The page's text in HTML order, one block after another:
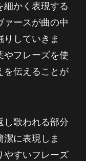
細かく表現する
ァースが曲の中
していきま
やフレーズを使
を伝えることが
し歌われる部分
に表現しま
やすいフレーズ